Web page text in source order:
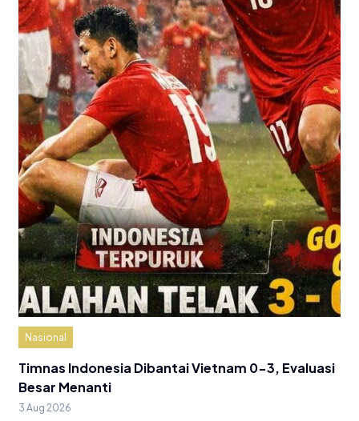
Nasional
Timnas Indonesia Dibantai Vietnam 0-3, Evaluasi
Besar Menanti
3 Aug 2026